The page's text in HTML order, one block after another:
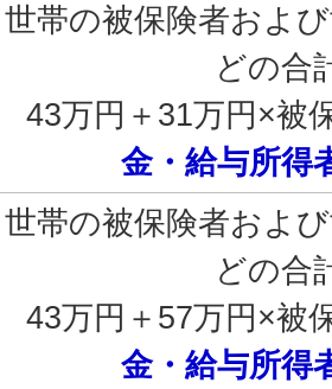
世帯の被保険者およ
どの合
43万円＋31万円×被
金・給与所得
世帯の被保険者およ
どの合
43万円＋57万円×被
金・給与所得